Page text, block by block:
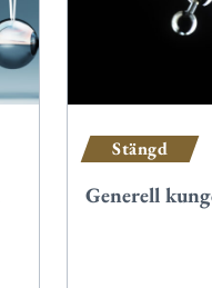
Stängd
Generell